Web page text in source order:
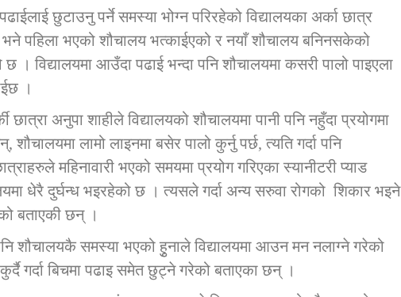
तातोपानी गाउँपालिका जुम्लाको महिला तथा
लैङ्गिक हिंसा सम्बन्धी सूचना सन्देश
छुटाउनु पर्ने समस्या भोग्न परिरहेको विद्यालयका अर्का छात्र
पहिला भएको शौचालय भत्काईएको र नयाँ शौचालय बनिनसकेको
। विद्यालयमा आउँदा पढाई भन्दा पनि शौचालयमा कसरी पालो पाइएला
।
अनुपा शाहीले विद्यालयको शौचालयमा पानी पनि नहुँदा प्रयोगमा
लामो लाइनमा बसेर पालो कुर्नु पर्छ, त्यति गर्दा पनि
महिनावारी भएको समयमा प्रयोग गरिएका स्यानीटरी प्याड
धेरै दुर्घन्ध भइरहेको छ । त्यसले गर्दा अन्य सरुवा रोगको शिकार भइने
बताएकी छन् ।
शौचालयकै समस्या भएको हुृनाले विद्यालयमा आउन मन नलाग्ने गरेको
गर्दा बिचमा पढाइ समेत छुट्ने गरेको बताएका छन् ।